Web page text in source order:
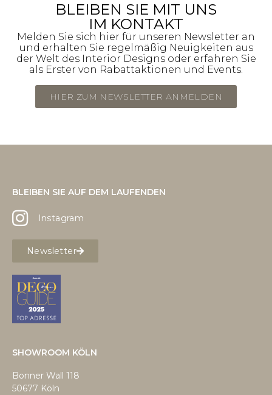
BLEIBEN SIE MIT UNS
IM KONTAKT
Melden Sie sich hier für unseren Newsletter an
und erhalten Sie regelmäßig Neuigkeiten aus
der Welt des Interior Designs oder erfahren Sie
als Erster von Rabattaktionen und Events.
HIER ZUM NEWSLETTER ANMELDEN
BLEIBEN SIE AUF DEM LAUFENDEN
Instagram
Newsletter
SHOWROOM KÖLN
Bonner Wall 118
50677 Köln